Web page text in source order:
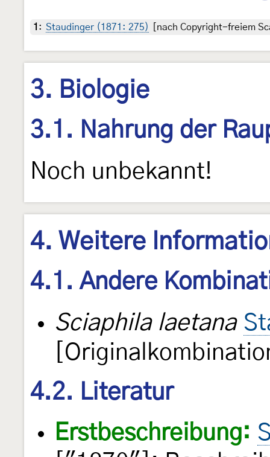
1 : Staudinger (1871: 275) [nach Copyright-freiem
3. Biologie
3.1. Nahrung der
Noch unbekannt!
4. Weitere
4.1. Andere
Sciaphila laetana
4.2. Literatur
Erstbeschreibung: